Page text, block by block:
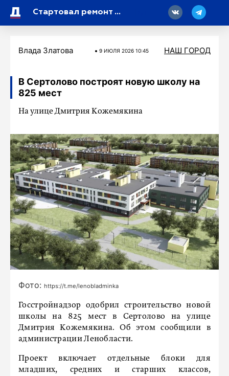
Стартовал ремонт 7-километрового участка Петергофского шоссе
Влада Златова 9 ИЮЛЯ 2026 10:45 НАШ ГОРОД
В Сертолово построят новую школу на
825 мест
На улице Дмитрия Кожемякина
Фото: https://t.me/lenobladminka
Госстройнадзор одобрил строительство новой
школы на 825 мест в Сертолово на улице
Дмитрия Кожемякина. Об этом сообщили в
администрации Ленобласти.
Проект включает отдельные блоки для
младших, средних и старших классов,